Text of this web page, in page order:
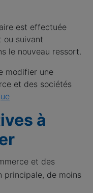
est effectuée
ou suivant
le nouveau ressort.
modifier une
et des sociétés
à
et des
principale, de moins